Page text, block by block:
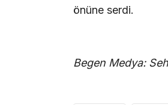
önüne serdi.
Begen Medya: